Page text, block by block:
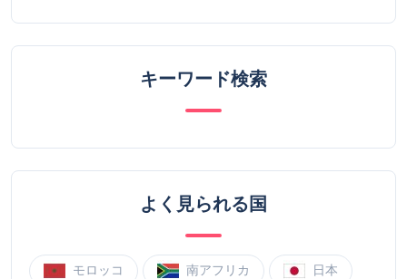
キーワード検索
よく見られる国
モロッコ 南アフリカ 日本